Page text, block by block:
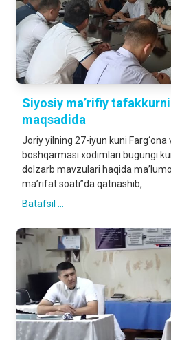
Siyosiy ma’rifiy
maqsadida
Joriy yilning 27-iyun kuni
boshqarmasi xodimlari bugungi
dolzarb mavzulari haqida
ma’rifat soati”da qatnashib,
Batafsil ...